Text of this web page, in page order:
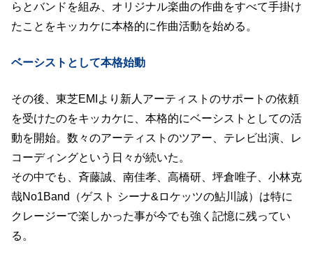
らとバンドを組み、オリジナル楽曲の作曲をすべて手掛け
たことをキッカケに本格的に作曲活動を始める。
ベーシストとして本格始動
その後、東芝EMIより新人アーティストのサポートの依頼
を受けたのをキッカケに、本格的にベーシストとしての活
動を開始。数々のアーティストのツアー、テレビ出演、レ
コーディングという日々が続いた。
その中でも、斉藤誠、南佳孝、高橋研、坪倉唯子、小林克
哉No1Band（ゲスト シーナ&ロケッツの鮎川誠）は特に
クレージーで楽しかった事が今でも強く記憶に残ってい
る。